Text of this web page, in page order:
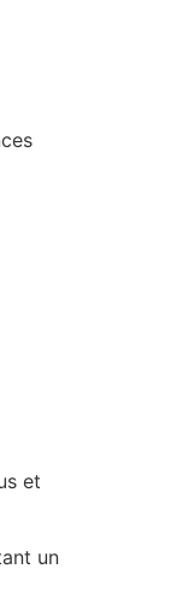
et
un